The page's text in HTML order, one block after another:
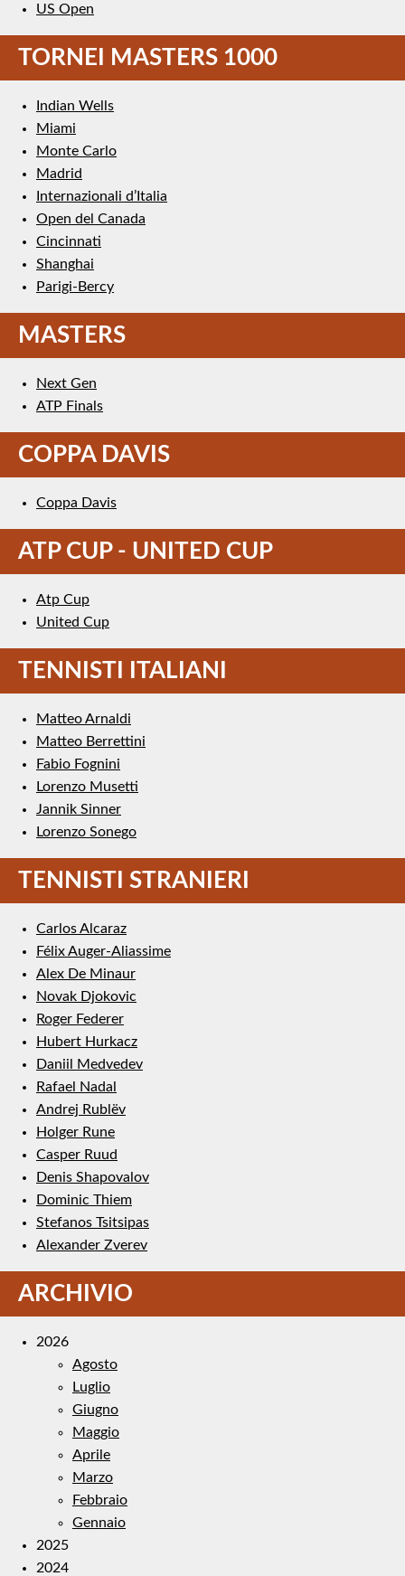
US Open
TORNEI MASTERS 1000
Indian Wells
Miami
Monte Carlo
Madrid
Internazionali d’Italia
Open del Canada
Cincinnati
Shanghai
Parigi-Bercy
MASTERS
Next Gen
ATP Finals
COPPA DAVIS
Coppa Davis
ATP CUP - UNITED CUP
Atp Cup
United Cup
TENNISTI ITALIANI
Matteo Arnaldi
Matteo Berrettini
Fabio Fognini
Lorenzo Musetti
Jannik Sinner
Lorenzo Sonego
TENNISTI STRANIERI
Carlos Alcaraz
Félix Auger-Aliassime
Alex De Minaur
Novak Djokovic
Roger Federer
Hubert Hurkacz
Daniil Medvedev
Rafael Nadal
Andrej Rublëv
Holger Rune
Casper Ruud
Denis Shapovalov
Dominic Thiem
Stefanos Tsitsipas
Alexander Zverev
ARCHIVIO
2026
Agosto
Luglio
Giugno
Maggio
Aprile
Marzo
Febbraio
Gennaio
2025
2024